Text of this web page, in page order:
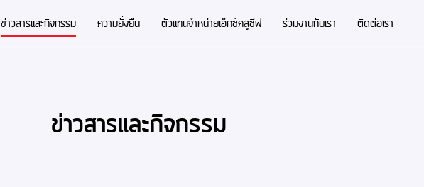
ข่าวสารและกิจกรรม ความยั่งยืน ตัวแทนจำหน่ายเอ็กซ์คลูซีฟ ร่วมงานกับเรา ติดต่อเรา
ข่าวสารและกิจกรรม